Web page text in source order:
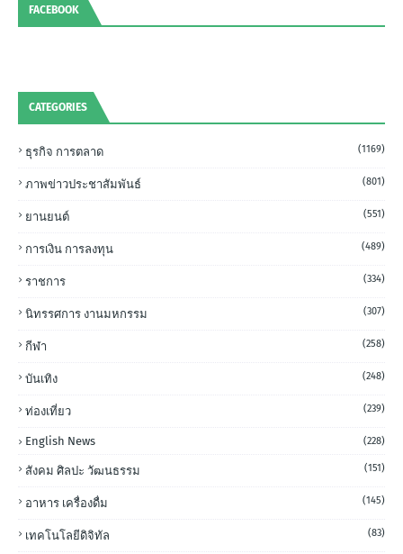
FACEBOOK
CATEGORIES
ธุรกิจ การตลาด (1169)
ภาพข่าวประชาสัมพันธ์ (801)
ยานยนต์ (551)
การเงิน การลงทุน (489)
ราชการ (334)
นิทรรศการ งานมหกรรม (307)
กีฬา (258)
บันเทิง (248)
ท่องเที่ยว (239)
English News (228)
สังคม ศิลปะ วัฒนธรรม (151)
อาหาร เครื่องดื่ม (145)
เทคโนโลยีดิจิทัล (83)